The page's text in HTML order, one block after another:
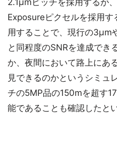
2.1μmピッチを採用するが
Exposureピクセルを採用
用することで、現行の3μm
と同程度のSNRを達成でき
か、夜間において路上にあ
見できるのかというシミュ
チの5MP品の150mを超す
能であることも確認したとい